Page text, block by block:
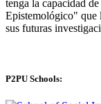
tenga la capacidad
Epistemológico" que
sus futuras
P2PU Schools: